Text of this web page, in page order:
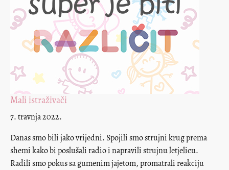
Mali istraživači
7. travnja 2022.
Danas smo bili jako vrijedni. Spojili smo strujni krug prema
shemi kako bi poslušali radio i napravili strujnu letjelicu.
Radili smo pokus sa gumenim jajetom, promatrali reakciju